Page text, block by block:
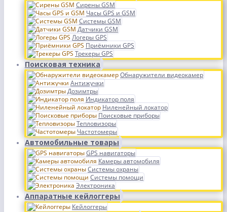
Сирены GSM
Часы GPS и GSM
Системы GSM
Датчики GSM
Логеры GPS
Приёмники GPS
Трекеры GPS
Поисковая техника
Обнаружители видеокамер
Антижучки
Дозимтры
Индикатор поля
Ниленейный локатор
Поисковые приборы
Тепловизоры
Частотомеры
Автомобильные товары
GPS навигаторы
Камеры автомобиля
Системы охраны
Системы помощи
Электроника
Аппаратные кейлоггеры
Кейлоггеры